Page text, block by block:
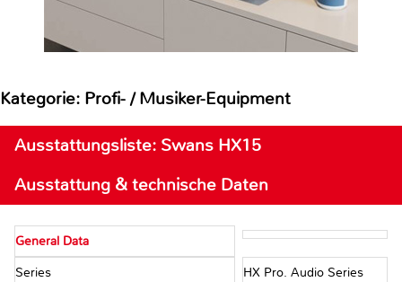
Kategorie: Profi- / Musiker-Equipment
Ausstattungsliste: Swans HX15
Ausstattung & technische Daten
General Data
Series HX Pro. Audio Series